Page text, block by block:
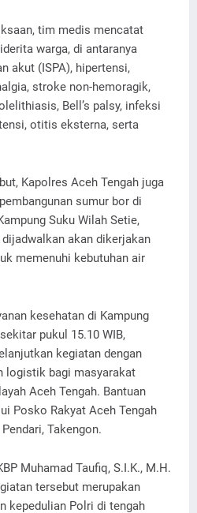
tim medis mencatat
warga, di antaranya
akut (ISPA), hipertensi,
stroke non-hemoragik,
Bell’s palsy, infeksi
otitis eksterna, serta
Kapolres Aceh Tengah juga
sumur bor di
Suku Wilah Setie,
akan dikerjakan
memenuhi kebutuhan air
kesehatan di Kampung
pukul 15.10 WIB,
kegiatan dengan
logistik bagi masyarakat
Aceh Tengah. Bantuan
Posko Rakyat Aceh Tengah
Takengon.
Muhamad Taufiq, S.I.K., M.H.
tersebut merupakan
kepedulian Polri di tengah